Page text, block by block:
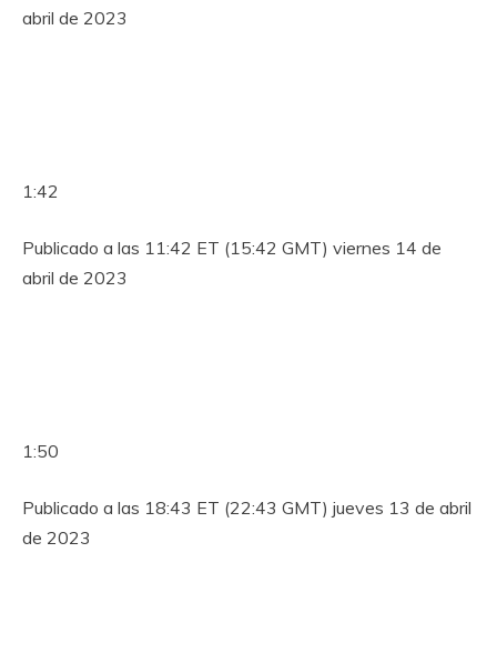
abril de 2023
1:42
Publicado a las 11:42 ET (15:42 GMT) viernes 14 de
abril de 2023
1:50
Publicado a las 18:43 ET (22:43 GMT) jueves 13 de abril
de 2023